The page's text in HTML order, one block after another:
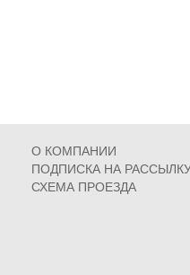
О КОМПАНИИ
ПОДПИСКА НА
СХЕМА ПРОЕЗДА